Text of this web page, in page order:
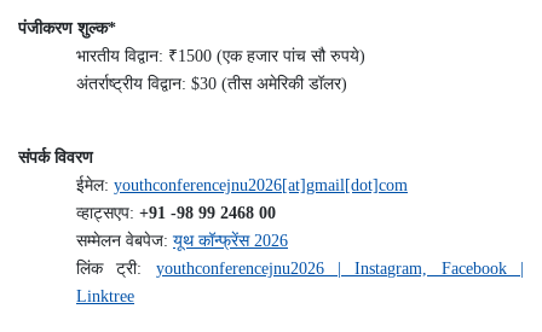
पंजीकरण शुल्क*
भारतीय विद्वान: ₹1500 (एक हजार पांच सौ रुपये)
अंतर्राष्ट्रीय विद्वान: $30 (तीस अमेरिकी डॉलर)
संपर्क विवरण
ईमेल: youthconferencejnu2026[at]gmail[dot]com
व्हाट्सएप: +91 -98 99 2468 00
सम्मेलन वेबपेज: यूथ कॉन्फ्रेंस 2026
लिंक ट्री: youthconferencejnu2026 | Instagram, Facebook |
Linktree